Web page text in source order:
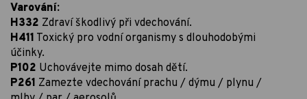
Varování:
H332 Zdraví škodlivý při vdechování.
H411 Toxický pro vodní organismy s dlouhodobými
účinky.
P102 Uchovávejte mimo dosah dětí.
P261 Zamezte vdechování prachu / dýmu / plynu /